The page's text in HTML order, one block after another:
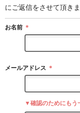
にご返信をさせて頂き
お名前 ＊
メールアドレス ＊
▼確認のためにもう